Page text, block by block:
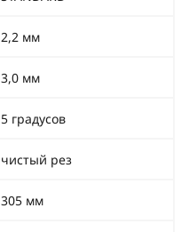
2,2 мм
3,0 мм
5 градусов
чистый рез
305 мм